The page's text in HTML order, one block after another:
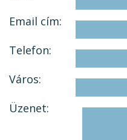
Email cím:
Telefon:
Város:
Üzenet: